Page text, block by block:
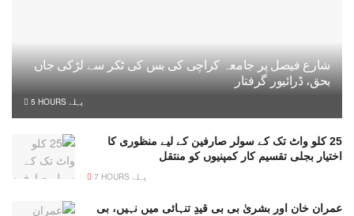
شارع فیصل پر جامعہ کراچی کی بس کی ٹکر سے لڑکی جاں
بحق، ڈرائیور گرفتار
5 HOURS پہلے
25 کلو واٹ تک کے سولر صارفین کے لیے منظوری کا
اختیار بجلی تقسیم کار کمپنیوں کو منتقل
7 HOURS پہلے
عمران خان اور بشریٰ بی بی قیدِ تنہائی میں نہیں، بی